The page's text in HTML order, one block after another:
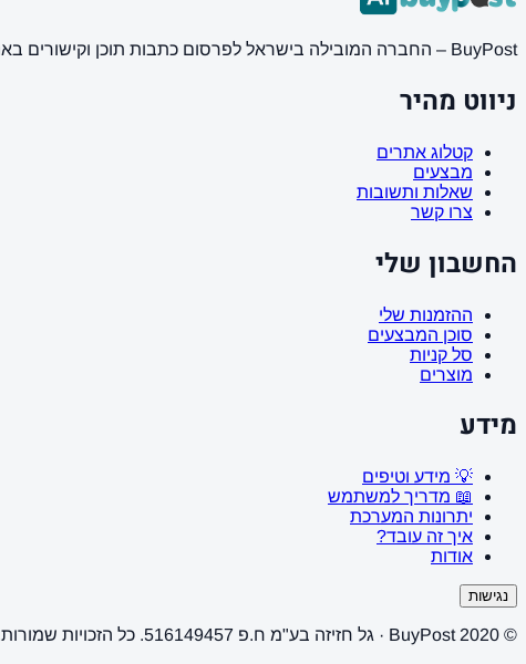
BuyPost – החברה המובילה בישראל לפרסום כתבות תוכן וקישורים באתרי חדשות ותוכן מובילים. מחירון מעודכן, כתיבת AI מתקדמת, קידום אתרים SEO מקצועי. 11 שנות ניסיון ואלפי לקוחות מרוצים.
ניווט מהיר
קטלוג אתרים
מבצעים
שאלות ותשובות
צרו קשר
החשבון שלי
ההזמנות שלי
סוכן המבצעים
סל קניות
מוצרים
מידע
💡 מידע וטיפים
📖 מדריך למשתמש
יתרונות המערכת
איך זה עובד?
אודות
נגישות
© 2020 BuyPost · גל חזיזה בע"מ ח.פ 516149457. כל הזכויות שמורות.